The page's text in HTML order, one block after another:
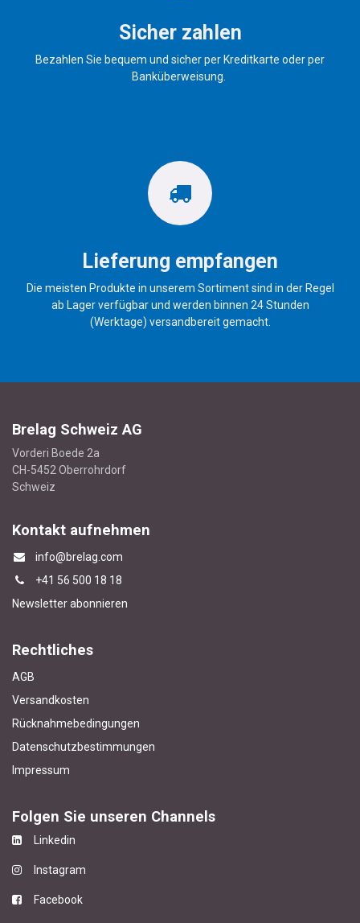
Sicher zahlen
Bezahlen Sie bequem und sicher per Kreditkarte oder per
Banküberweisung.
Lieferung empfangen
Die meisten Produkte in unserem Sortiment sind in der Regel
ab Lager verfügbar und werden binnen 24 Stunden
(Werktage) versandbereit gemacht.
Brelag Schweiz AG
Vorderi Boede 2a
CH-5452 Oberrohrdorf
Schweiz
Kontakt aufnehmen
info@brelag.com
+41 56 500 18 18
Newsletter abonnieren
Rechtliches
AGB
Versandkosten
Rücknahmebedingungen
Datenschutzbestimmungen
Impressum
Folgen Sie unseren Channels
Linkedin
Instagram
Facebook